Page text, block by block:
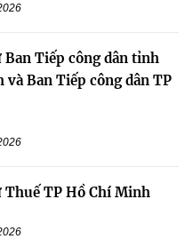
Ban Tiếp công dân tỉnh
và Ban Tiếp công dân TP
Thuế TP Hồ Chí Minh